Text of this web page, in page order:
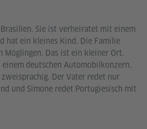
Sie ist verheiratet mit einem
hat ein kleines Kind. Die Familie
Möglingen. Das ist ein kleiner Ort.
deutschen Automobilkonzern.
Der Vater redet nur
und Simone redet Portugiesisch mit